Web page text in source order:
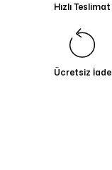
Hızlı Teslimat
Ücretsiz İade